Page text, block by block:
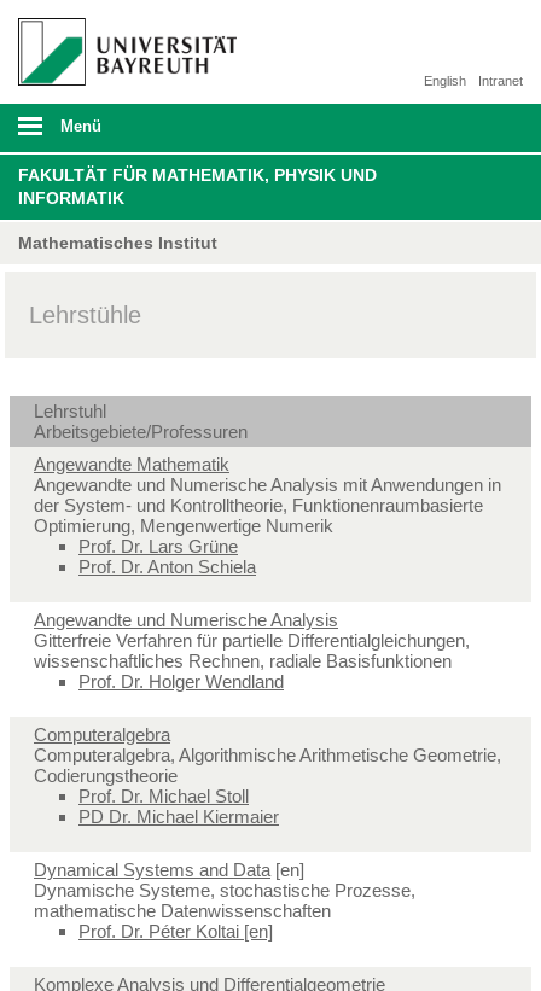
Intranet
English
Menü
FAKULTÄT FÜR MATHEMATIK, PHYSIK UND
INFORMATIK
Mathematisches Institut
Lehrstühle
Lehrstuhl
Arbeitsgebiete/Professuren
Angewandte Mathematik
Angewandte und Numerische Analysis mit Anwendungen in
der System- und Kontrolltheorie, Funktionenraumbasierte
Optimierung, Mengenwertige Numerik
Prof. Dr. Lars Grüne
Prof. Dr. Anton Schiela
Angewandte und Numerische Analysis
Gitterfreie Verfahren für partielle Differentialgleichungen,
wissenschaftliches Rechnen, radiale Basisfunktionen
Prof. Dr. Holger Wendland
Computeralgebra
Computeralgebra, Algorithmische Arithmetische Geometrie,
Codierungstheorie
Prof. Dr. Michael Stoll
PD Dr. Michael Kiermaier
Dynamical Systems and Data [en]
Dynamische Systeme, stochastische Prozesse,
mathematische Datenwissenschaften
Prof. Dr. Péter Koltai [en]
Komplexe Analysis und Differentialgeometrie